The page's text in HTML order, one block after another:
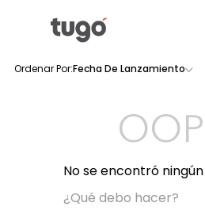
Fecha De Lanzamiento
0productos
No se encontró
¿Qué debo hacer?
Sofa
Cuadros